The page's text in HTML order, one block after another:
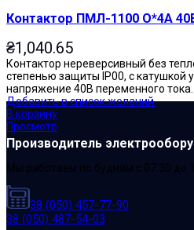
Контактор ПМЛ-1100 О*4А
₴1,040.65
Контактор нереверсивный без
степенью защиты IP00, с катушкой
напряжение 40В переменного тока.
Добавить в список желаний
В корзину
Просмотр
Производитель
Мы работаем по будням с 07:30 до
38 (050) 457-77-90
38 (050) 487-54-03